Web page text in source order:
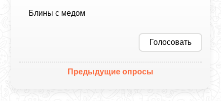
Блины с медом
Голосовать
Предыдущие опросы